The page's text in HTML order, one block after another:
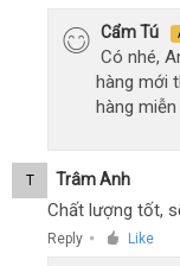
Cẩm Tú
Có nhé,
hàng mới
hàng
T Trâm Anh
Chất lượng tốt,
Reply ● Like